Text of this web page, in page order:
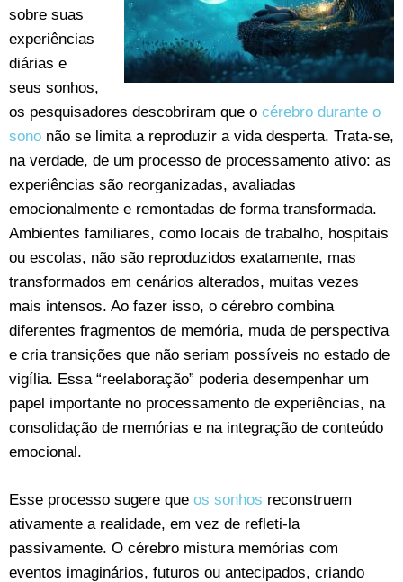
sobre suas
experiências
diárias e
seus sonhos,
os pesquisadores descobriram que o cérebro durante o
sono não se limita a reproduzir a vida desperta. Trata-se,
na verdade, de um processo de processamento ativo: as
experiências são reorganizadas, avaliadas
emocionalmente e remontadas de forma transformada.
Ambientes familiares, como locais de trabalho, hospitais
ou escolas, não são reproduzidos exatamente, mas
transformados em cenários alterados, muitas vezes
mais intensos. Ao fazer isso, o cérebro combina
diferentes fragmentos de memória, muda de perspectiva
e cria transições que não seriam possíveis no estado de
vigília. Essa “reelaboração” poderia desempenhar um
papel importante no processamento de experiências, na
consolidação de memórias e na integração de conteúdo
emocional.
Esse processo sugere que os sonhos reconstruem
ativamente a realidade, em vez de refleti-la
passivamente. O cérebro mistura memórias com
eventos imaginários, futuros ou antecipados, criando